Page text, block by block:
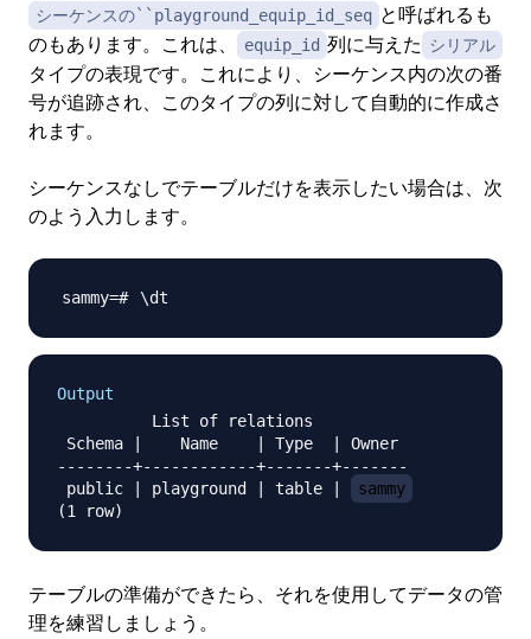
シーケンスの``playground_equip_id_seq と呼ばれるも
のもあります。これは、
equip_id 列に与えた シリアル
タイプの表現です。これにより、シーケンス内の次の番
号が追跡され、このタイプの列に対して自動的に作成さ
れます。
シーケンスなしでテーブルだけを表示したい場合は、次
のよう入力します。
\
Output
          List of relations
Schema |    Name    | Type  | Owner
--------+------------+-------+-------
public | playground | table |
sammy
テーブルの準備ができたら、それを使用してデータの管
理を練習しましょう。